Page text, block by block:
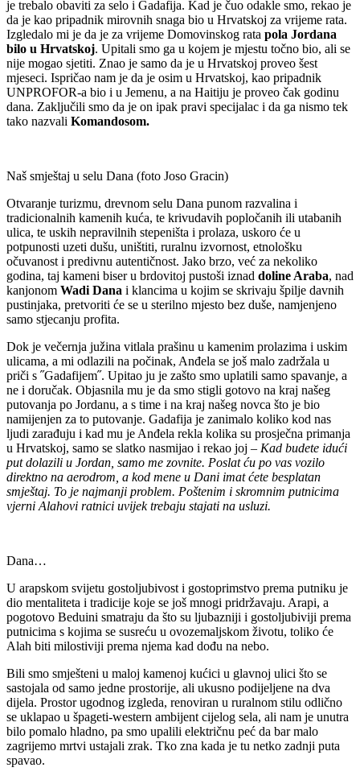
je trebalo obaviti za selo i Gadafija. Kad je čuo odakle smo, rekao je
da je kao pripadnik mirovnih snaga bio u Hrvatskoj za vrijeme rata.
Izgledalo mi je da je za vrijeme Domovinskog rata pola Jordana
bilo u Hrvatskoj. Upitali smo ga u kojem je mjestu točno bio, ali se
nije mogao sjetiti. Znao je samo da je u Hrvatskoj proveo šest
mjeseci. Ispričao nam je da je osim u Hrvatskoj, kao pripadnik
UNPROFOR-a bio i u Jemenu, a na Haitiju je proveo čak godinu
dana. Zaključili smo da je on ipak pravi specijalac i da ga nismo tek
tako nazvali Komandosom.
Naš smještaj u selu Dana (foto Joso Gracin)
Otvaranje turizmu, drevnom selu Dana punom razvalina i
tradicionalnih kamenih kuća, te krivudavih popločanih ili utabanih
ulica, te uskih nepravilnih stepeništa i prolaza, uskoro će u
potpunosti uzeti dušu, uništiti, ruralnu izvornost, etnološku
očuvanost i predivnu autentičnost. Jako brzo, već za nekoliko
godina, taj kameni biser u brdovitoj pustoši iznad doline Araba, nad
kanjonom Wadi Dana i klancima u kojim se skrivaju špilje davnih
pustinjaka, pretvoriti će se u sterilno mjesto bez duše, namjenjeno
samo stjecanju profita.
Dok je večernja južina vitlala prašinu u kamenim prolazima i uskim
ulicama, a mi odlazili na počinak, Anđela se još malo zadržala u
priči s ˝Gadafijem˝. Upitao ju je zašto smo uplatili samo spavanje, a
ne i doručak. Objasnila mu je da smo stigli gotovo na kraj našeg
putovanja po Jordanu, a s time i na kraj našeg novca što je bio
namijenjen za to putovanje. Gadafija je zanimalo koliko kod nas
ljudi zarađuju i kad mu je Anđela rekla kolika su prosječna primanja
u Hrvatskoj, samo se slatko nasmijao i rekao joj – Kad budete idući
put dolazili u Jordan, samo me zovnite. Poslat ću po vas vozilo
direktno na aerodrom, a kod mene u Dani imat ćete besplatan
smještaj. To je najmanji problem. Poštenim i skromnim putnicima
vjerni Alahovi ratnici uvijek trebaju stajati na usluzi.
Dana…
U arapskom svijetu gostoljubivost i gostoprimstvo prema putniku je
dio mentaliteta i tradicije koje se još mnogi pridržavaju. Arapi, a
pogotovo Beduini smatraju da što su ljubazniji i gostoljubiviji prema
putnicima s kojima se susreću u ovozemaljskom životu, toliko će
Alah biti milostiviji prema njema kad dođu na nebo.
Bili smo smješteni u maloj kamenoj kućici u glavnoj ulici što se
sastojala od samo jedne prostorije, ali ukusno podijeljene na dva
dijela. Prostor ugodnog izgleda, renoviran u ruralnom stilu odlično
se uklapao u špageti-western ambijent cijelog sela, ali nam je unutra
bilo pomalo hladno, pa smo upalili električnu peć da bar malo
zagrijemo mrtvi ustajali zrak. Tko zna kada je tu netko zadnji puta
spavao.